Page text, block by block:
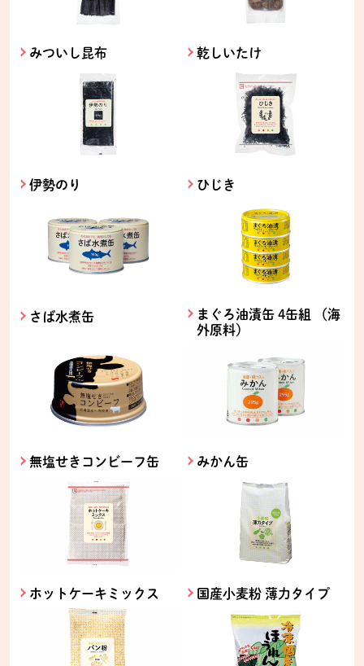
みついし昆布 乾しいたけ
伊勢のり ひじき
さば水煮缶
まぐろ油漬缶 4缶組 （海
外原料）
無塩せきコンビーフ缶 みかん缶
ホットケーキミックス 国産小麦粉 薄力タイプ